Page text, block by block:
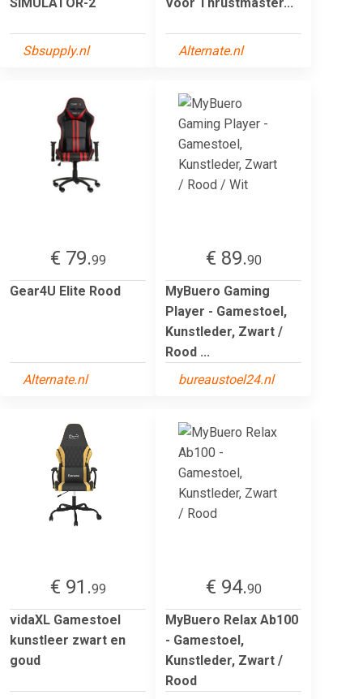
Sbsupply.nl Alternate.nl
€ 79.99
Gear4U Elite Rood
Alternate.nl
€ 89.90
MyBuero Gaming
Player - Gamestoel,
Kunstleder, Zwart /
Rood ...
bureaustoel24.nl
€ 91.99
vidaXL Gamestoel
kunstleer zwart en
goud
€ 94.90
MyBuero Relax Ab100
- Gamestoel,
Kunstleder, Zwart /
Rood